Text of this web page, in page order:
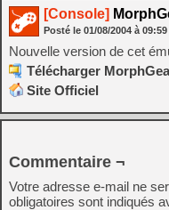
[Console]
Posté le 01/08/2004 à 09:59
Nouvelle version de cet
Télécharger
Site Officiel
Commentaire ¬
Votre adresse e-mail ne
obligatoires sont indiqués